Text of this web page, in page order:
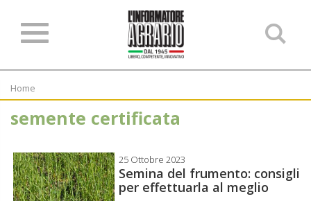
Home
semente certificata
25 Ottobre 2023
Semina del frumento: consigli
per effettuarla al meglio